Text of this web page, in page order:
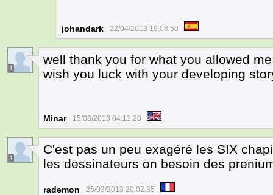
johandark 22/04/2013 19:08:50
1
well thank you for what you allowed
wish you luck with your developing
Minar 15/03/2013 04:13:20
1
C'est pas un peu exagéré les SIX
les dessinateurs on besoin des
rademon 25/03/2013 20:02:35